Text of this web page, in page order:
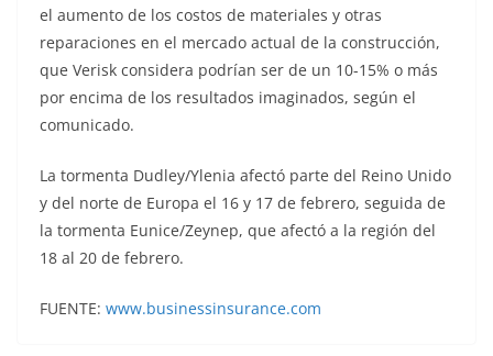
el aumento de los costos de materiales y otras
reparaciones en el mercado actual de la construcción,
que Verisk considera podrían ser de un 10-15% o más
por encima de los resultados imaginados, según el
comunicado.
La tormenta Dudley/Ylenia afectó parte del Reino Unido
y del norte de Europa el 16 y 17 de febrero, seguida de
la tormenta Eunice/Zeynep, que afectó a la región del
18 al 20 de febrero.
FUENTE: www.businessinsurance.com